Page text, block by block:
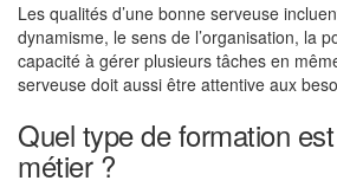
Les qualités d’une bonne serveuse
dynamisme, le sens de l’organisation, la
capacité à gérer plusieurs tâches en
serveuse doit aussi être attentive aux
Quel type de formation
métier ?